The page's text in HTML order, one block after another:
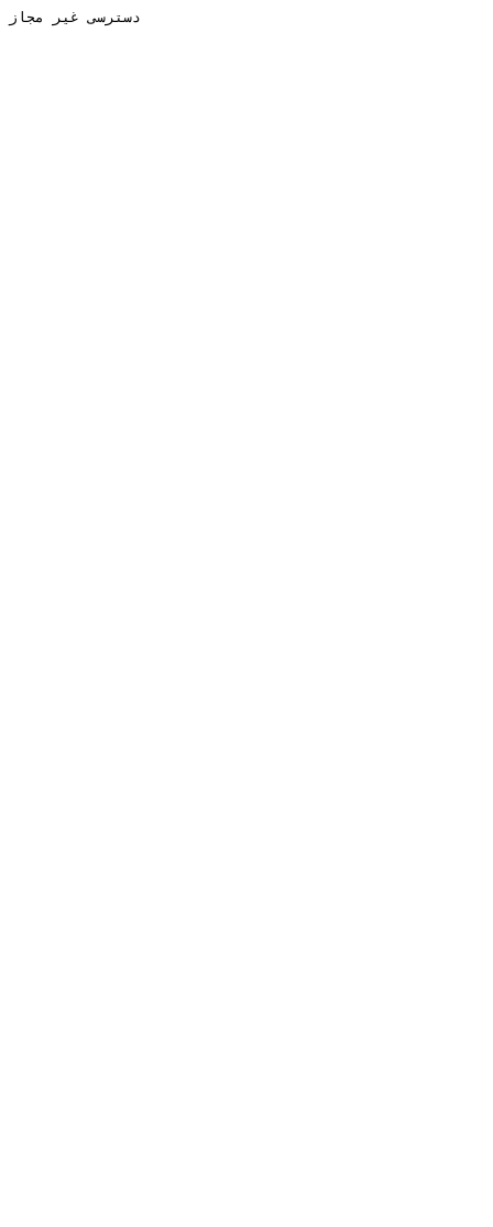
دسترسی غیر مجاز